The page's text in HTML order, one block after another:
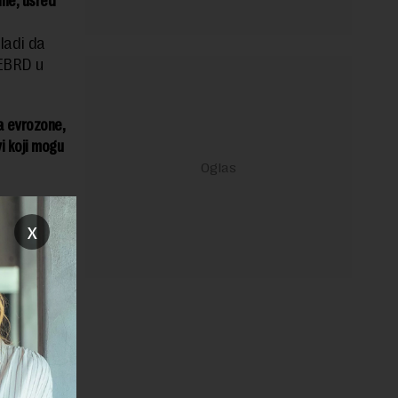
da
u
evrozone,
koji mogu
u
u
x